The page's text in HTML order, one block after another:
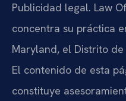
Publicidad legal. Law
concentra su práctica
Maryland, el Distrito
El contenido de esta
constituye